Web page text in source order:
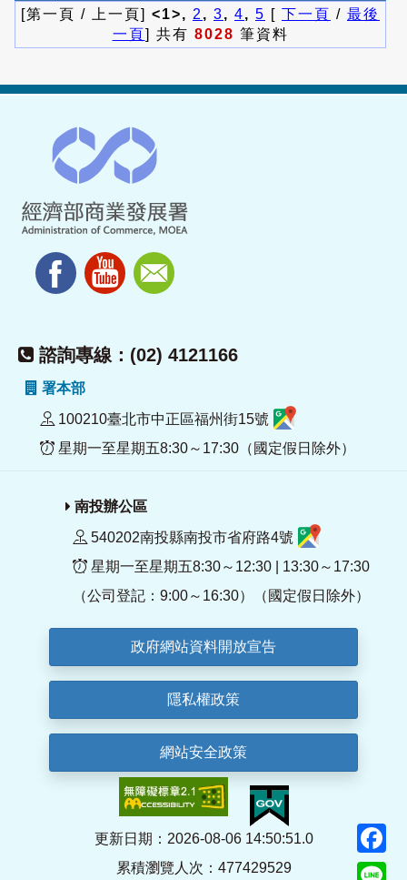
[第一頁 / 上一頁] <1>, 2 , 3, 4, 5 [ 下一頁 / 最後
一頁] 共有 8028 筆資料
諮詢專線：(02) 4121166
署本部
100210臺北市中正區福州街15號
星期一至星期五8:30～17:30（國定假日除外）
南投辦公區
540202南投縣南投市省府路4號
星期一至星期五8:30～12:30 | 13:30～17:30
（公司登記：9:00～16:30）（國定假日除外）
政府網站資料開放宣告
隱私權政策
網站安全政策
更新日期：2026-08-06 14:50:51.0
累積瀏覽人次：477429529